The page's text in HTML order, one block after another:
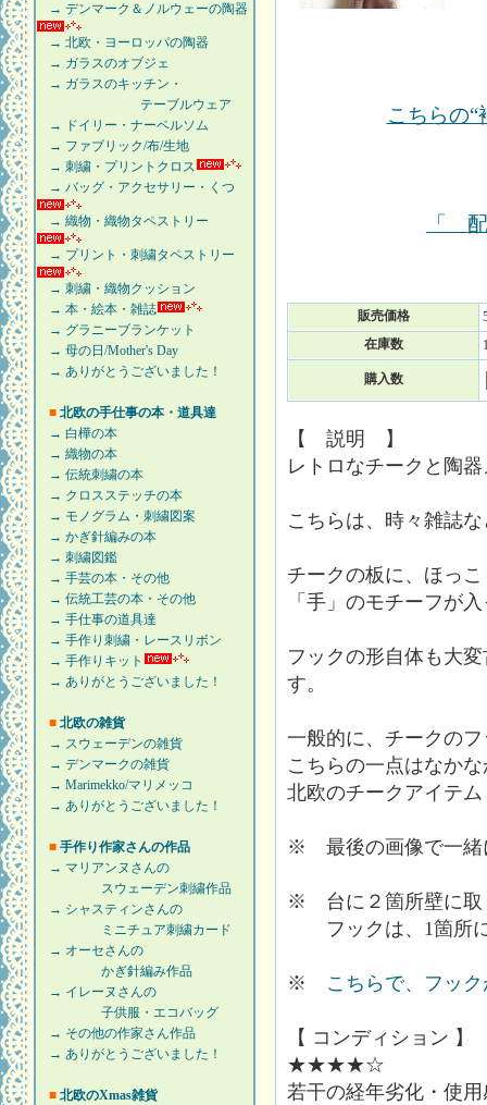
→ デンマーク＆ノルウェーの陶器
→ 北欧・ヨーロッパの陶器
→ ガラスのオブジェ
→ ガラスのキッチン・
テーブルウェア
→ ドイリー・ナーベルソム
→ ファブリック/布/生地
→ 刺繍・プリントクロス
→ バッグ・アクセサリー・くつ
→ 織物・織物タペストリー
→ プリント・刺繍タペストリー
→ 刺繍・織物クッション
→ 本・絵本・雑誌
→ グラニーブランケット
→ 母の日/Mother's Day
→ ありがとうございました！
■ 北欧の手仕事の本・道具達
→ 白樺の本
→ 織物の本
→ 伝統刺繍の本
→ クロスステッチの本
→ モノグラム・刺繍図案
→ かぎ針編みの本
→ 刺繍図鑑
→ 手芸の本・その他
→ 伝統工芸の本・その他
→ 手仕事の道具達
→ 手作り刺繍・レースリボン
→ 手作りキット
→ ありがとうございました！
■ 北欧の雑貨
→ スウェーデンの雑貨
→ デンマークの雑貨
→ Marimekko/マリメッコ
→ ありがとうございました！
■ 手作り作家さんの作品
→ マリアンヌさんの
スウェーデン刺繍作品
→ シャスティンさんの
ミニチュア刺繍カード
→ オーセさんの
かぎ針編み作品
→ イレーヌさんの
子供服・エコバッグ
→ その他の作家さん作品
→ ありがとうございました！
■ 北欧のXmas雑貨
こちらの“
「
販売価格
在庫数
購入数
【 説明 】
レトロなチークと陶
こちらは、時々雑誌
チークの板に、ほっ
「手」のモチーフが
フックの形自体も大
す。
一般的に、チークの
こちらの一点はなか
北欧のチークアイテ
※ 最後の画像で一緒
※ 台に２箇所壁に取
フックは、1箇所
※ こちらで、フッ
【 コンディション 】
★★★★☆
若干の経年劣化・使